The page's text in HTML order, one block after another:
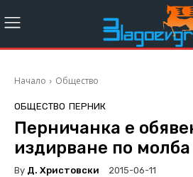
Начало Общество
ОБЩЕСТВО ПЕРНИК
Перничанка е
издирване по
By Д. Христовски 2015-06-11